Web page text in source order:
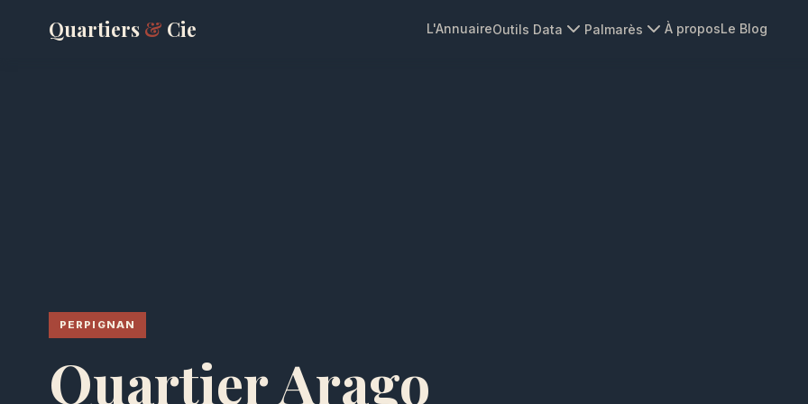
Quartiers & Cie L'AnnuaireOutils Data Palmarès À proposLe Blog
PERPIGNAN
Quartier Arago